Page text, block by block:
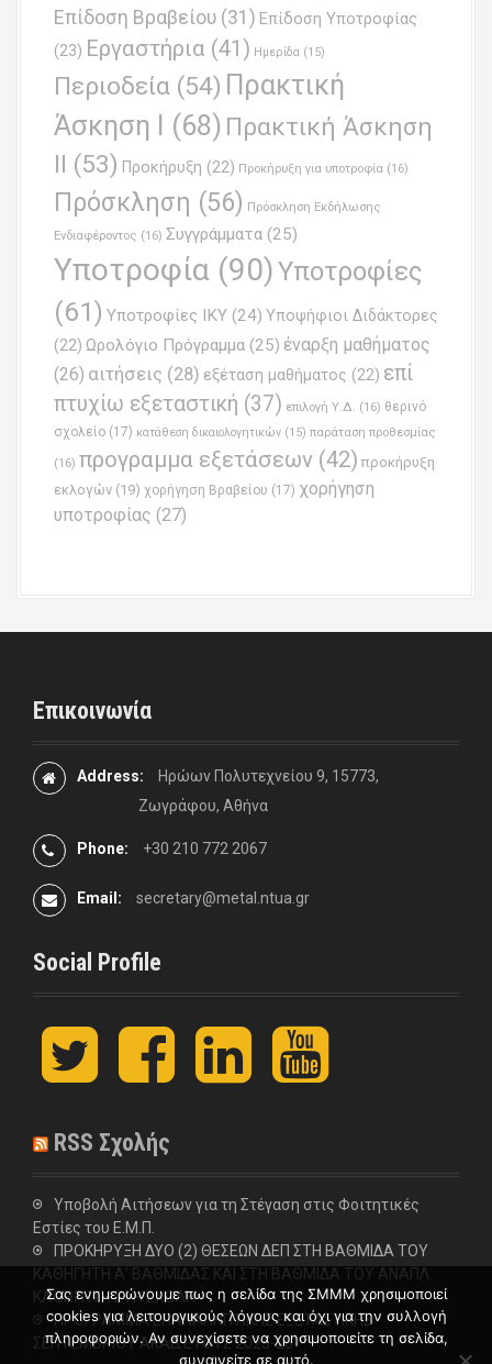
Επίδοση Βραβείου (31) Επίδοση Υποτροφίας
(23) Εργαστήρια (41) Ημερίδα (15)
Περιοδεία (54) Πρακτική
Άσκηση Ι
(68) Πρακτική Άσκηση
ΙΙ (53) Προκήρυξη (22) Προκήρυξη για υποτροφία (16)
Πρόσκληση (56) Πρόσκληση Εκδήλωσης
Ενδιαφέροντος (16) Συγγράμματα (25)
Υποτροφία (90)Υποτροφίες
(61) Υποτροφίες ΙΚΥ (24) Υποψήφιοι Διδάκτορες
(22) Ωρολόγιο Πρόγραμμα (25) έναρξη μαθήματος
(26) αιτήσεις (28) εξέταση μαθήματος (22) επί
πτυχίω εξεταστική (37) επιλογή Υ.Δ. (16) θερινό
σχολείο (17) κατάθεση δικαιολογητικών (15) παράταση προθεσμίας
(16) προγραμμα εξετάσεων (42) προκήρυξη
εκλογών (19) χορήγηση Βραβείου (17) χορήγηση
υποτροφίας (27)
Επικοινωνία
Address:
Ηρώων Πολυτεχνείου 9, 15773,
Ζωγράφου, Αθήνα
Phone: +30 210 772 2067
Email: secretary@metal.ntua.gr
Social Profile
t
i
e
r
F
c
o
L
n
I
y
u
e
RSS Σχολής
Υποβολή Αιτήσεων για τη Στέγαση στις Φοιτητικές
Εστίες του Ε.Μ.Π.
ΠΡΟΚΗΡΥΞΗ ΔΥΟ (2) ΘΕΣΕΩΝ ΔΕΠ ΣΤΗ ΒΑΘΜΙΔΑ ΤΟΥ
ΚΑΘΗΓΗΤΗ Α’ ΒΑΘΜΙΔΑΣ ΚΑΙ ΣΤΗ ΒΑΘΜΙΔΑ ΤΟΥ ΑΝΑΠΛ.
ΚΑΘΗΓΗΤΗ ΣΤΗ ΣΧΟΛΗ
ΠΡΟΓΡΑΜΜΑ ΕΠΑΝΑΛΗΠΤΙΚΗΣ ΕΞΕΤΑΣΤΙΚΗΣ
ΣΕΠΤΕΜΒΡΙΟΥ ΑΚΑΔ.ΕΤΟΥΣ 2025-26
Σας ενημερώνουμε πως η σελίδα της ΣΜΜΜ χρησιμοποιεί
cookies για λειτουργικούς λόγους και όχι για την συλλογή
πληροφοριών. Αν συνεχίσετε να χρησιμοποιείτε τη σελίδα,
συναινείτε σε αυτό.